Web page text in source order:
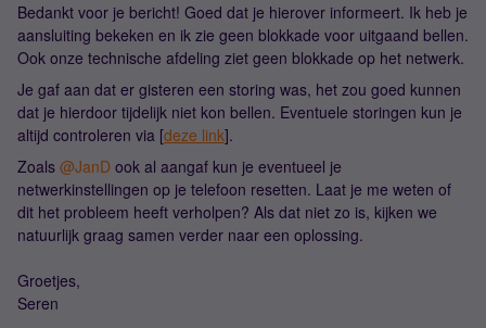
Bedankt voor je bericht! Goed dat je hierover informeert. Ik heb je
aansluiting bekeken en ik zie geen blokkade voor uitgaand bellen.
Ook onze technische afdeling ziet geen blokkade op het netwerk.
Je gaf aan dat er gisteren een storing was, het zou goed kunnen
dat je hierdoor tijdelijk niet kon bellen. Eventuele storingen kun je
altijd controleren via [deze link].
Zoals ​ @JanD ook al aangaf kun je eventueel je
netwerkinstellingen op je telefoon resetten. Laat je me weten of
dit het probleem heeft verholpen? Als dat niet zo is, kijken we
natuurlijk graag samen verder naar een oplossing.
Groetjes,
Seren